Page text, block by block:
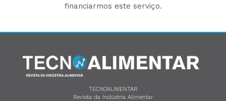
financiarmos este serviço.
TECNOALIMENTAR
Revista da Indústria Alimentar